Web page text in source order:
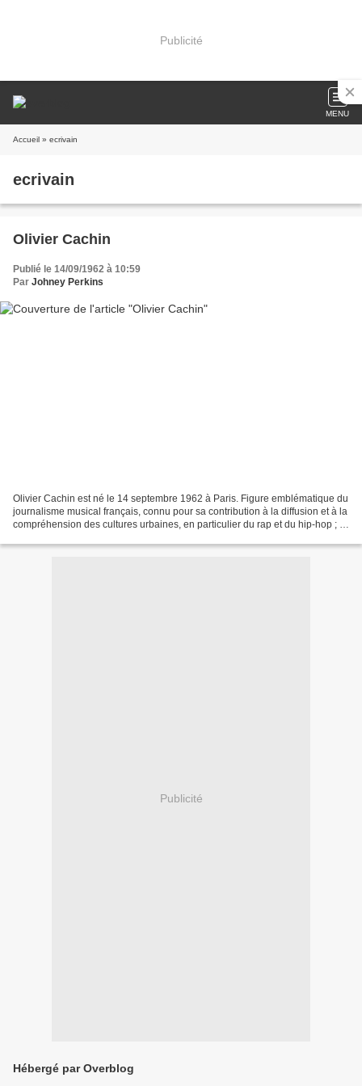
Publicité
MENU
Accueil » ecrivain
ecrivain
Olivier Cachin
Publié le 14/09/1962 à 10:59
Par Johney Perkins
Olivier Cachin est né le 14 septembre 1962 à Paris. Figure emblématique du
journalisme musical français, connu pour sa contribution à la diffusion et à la
compréhension des cultures urbaines, en particulier du rap et du hip-hop ; il
Publicité
Hébergé par Overblog